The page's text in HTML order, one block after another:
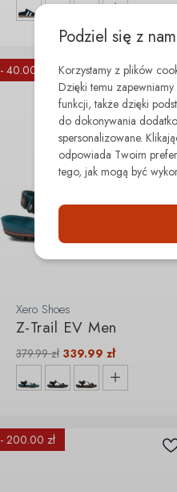
- 40.00 zł
Xero Shoes
Z-Trail EV Men
379.99zł 339.99 zł
- 200.00 zł
Podziel się z
Korzystamy z plików
Dzięki temu
funkcji, także dzięki
do dokonywania
spersonalizowane.
odpowiada Twoim
tego, jak mogą być